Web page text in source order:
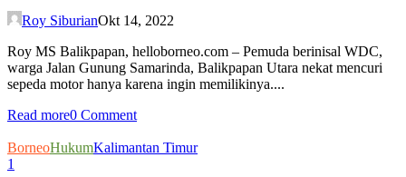
Roy SiburianOkt 14, 2022
Roy MS Balikpapan, helloborneo.com – Pemuda berinisal WDC,
warga Jalan Gunung Samarinda, Balikpapan Utara nekat mencuri
sepeda motor hanya karena ingin memilikinya....
Read more0 Comment
BorneoHukumKalimantan Timur
1